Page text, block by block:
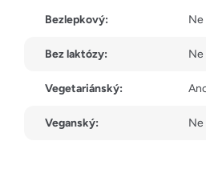
Bezlepkový: Ne
Bez laktózy: Ne
Vegetariánský:
Veganský: Ne